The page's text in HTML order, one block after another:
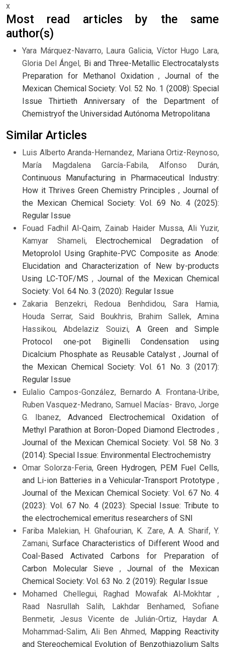
x
Most read articles by the same
author(s)
Yara Márquez-Navarro, Laura Galicia, Víctor Hugo Lara,
Gloria Del Ángel, Bi and Three-Metallic Electrocatalysts
Preparation for Methanol Oxidation,Journal of the
Mexican Chemical Society: Vol. 52 No. 1 (2008): Special
Issue Thirtieth Anniversary of the Department of
Chemistryof the Universidad Autónoma Metropolitana
Similar Articles
Luis Alberto Aranda-Hernandez, Mariana Ortiz-Reynoso,
María Magdalena García-Fabila, Alfonso Durán,
Continuous Manufacturing in Pharmaceutical Industry:
How it Thrives Green Chemistry Principles,Journal of
the Mexican Chemical Society: Vol. 69 No. 4 (2025):
Regular Issue
Fouad Fadhil Al-Qaim, Zainab Haider Mussa, Ali Yuzir,
Kamyar Shameli, Electrochemical Degradation of
Metoprolol Using Graphite-PVC Composite as Anode:
Elucidation and Characterization of New by-products
Using LC-TOF/MS,Journal of the Mexican Chemical
Society: Vol. 64 No. 3 (2020): Regular Issue
Zakaria Benzekri, Redoua Benhdidou, Sara Hamia,
Houda Serrar, Said Boukhris, Brahim Sallek, Amina
Hassikou, Abdelaziz Souizi, A Green and Simple
Protocol one-pot Biginelli Condensation using
Dicalcium Phosphate as Reusable Catalyst ,Journal of
the Mexican Chemical Society: Vol. 61 No. 3 (2017):
Regular Issue
Eulalio Campos-González, Bernardo A. Frontana-Uribe,
Ruben Vasquez-Medrano, Samuel Macías- Bravo, Jorge
G. Ibanez, Advanced Electrochemical Oxidation of
Methyl Parathion at Boron-Doped Diamond Electrodes ,
Journal of the Mexican Chemical Society: Vol. 58 No. 3
(2014): Special Issue: Environmental Electrochemistry
Omar Solorza-Feria, Green Hydrogen, PEM Fuel Cells,
and Li-ion Batteries in a Vehicular-Transport Prototype ,
Journal of the Mexican Chemical Society: Vol. 67 No. 4
(2023): Vol. 67 No. 4 (2023): Special Issue: Tribute to
the electrochemical emeritus researchers of SNI
Fariba Malekian, H. Ghafourian, K. Zare, A. A. Sharif, Y.
Zamani, Surface Characteristics of Different Wood and
Coal-Based Activated Carbons for Preparation of
Carbon Molecular Sieve , Journal of the Mexican
Chemical Society: Vol. 63 No. 2 (2019): Regular Issue
Mohamed Chellegui, Raghad Mowafak Al‑Mokhtar ,
Raad Nasrullah Salih, Lakhdar Benhamed, Sofiane
Benmetir, Jesus Vicente de Julián-Ortiz, Haydar A.
Mohammad-Salim, Ali Ben Ahmed, Mapping Reactivity
and Stereochemical Evolution of Benzothiazolium Salts